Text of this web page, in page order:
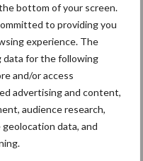
bottom of your screen.
to providing you
experience. The
data for the following
and/or access
advertising and content,
audience research,
data, and
een vaak
risicofactor
zorgt voor
sluitende en
van